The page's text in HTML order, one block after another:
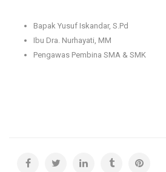
Bapak Yusuf Iskandar, S.Pd
Ibu Dra. Nurhayati, MM
Pengawas Pembina SMA & SMK